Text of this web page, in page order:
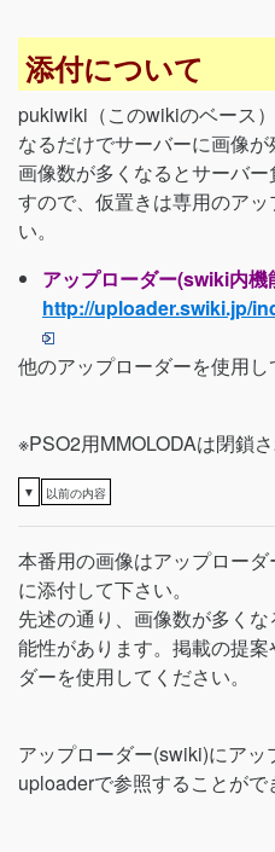
添付について
pukiwiki（このwikiのベース
なるだけでサーバーに画像が
画像数が多くなるとサーバ
すので、仮置きは専用のア
い。
アップローダー(swiki内機
http://uploader.swiki.jp/
他のアップローダーを使用し
※PSO2用MMOLODAは閉鎖さ
▼ 以前の内容
本番用の画像はアップロー
に添付して下さい。
先述の通り、画像数が多く
能性があります。掲載の提
ダーを使用してください。
アップローダー(swiki)にア
uploaderで参照することがで